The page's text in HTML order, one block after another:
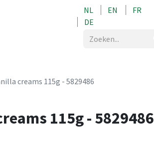
NL EN
FR
DE
creams 115g - 5829486
115g - 5829486